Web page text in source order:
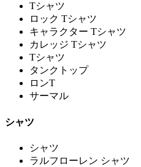
Tシャツ
ロック Tシャツ
キャラクター Tシャツ
カレッジ Tシャツ
Tシャツ
タンクトップ
ロンT
サーマル
シャツ
シャツ
ラルフローレン シャツ